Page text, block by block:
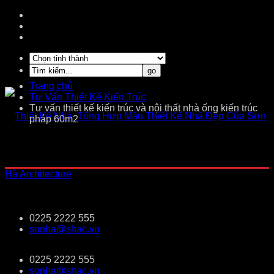
0225 2222 555
sonha@shac.vn
0225 2222 555
sonha@shac.vn
Trang chủ
Tư Vấn Thiết Kế Kiến Trúc
Tư vấn thiết kế kiến trúc và nội thất nhà ống kiến trúc
pháp 60m2